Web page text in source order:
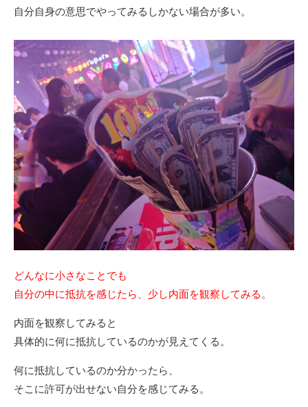
自分自身の意思でやってみるしかない場合が多い。
どんなに小さなことでも
自分の中に抵抗を感じたら、少し内面を観察してみる。
内面を観察してみると
具体的に何に抵抗しているのかが見えてくる。
何に抵抗しているのか分かったら、
そこに許可が出せない自分を感じてみる。